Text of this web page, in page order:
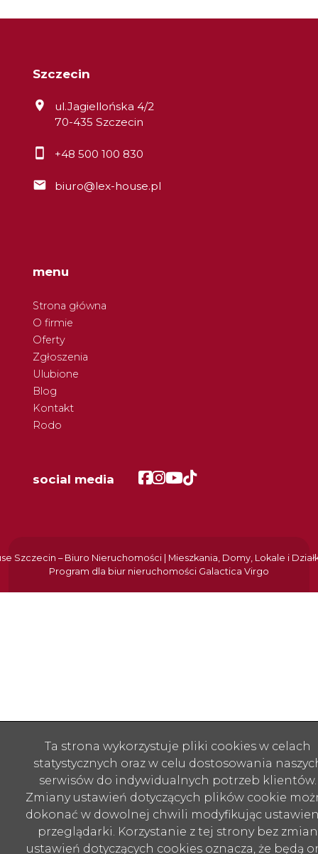
Szczecin
ul.Jagiellońska 4/2
70-435 Szczecin
+48 500 100 830
biuro@lex-house.pl
menu
Strona główna
O firmie
Oferty
Zgłoszenia
Ulubione
Blog
Kontakt
Rodo
social media Facebook
Facebook
Facebook
Facebook
Szczecin – Biuro Nieruchomości | Mieszkania, Domy, Lokale i
Program dla biur nieruchomości Galactica Virgo
Ta strona wykorzystuje pliki cookies w celach
statystycznych oraz w celu dostosowania
serwisów do indywidualnych potrzeb klientów.
Zmiany ustawień dotyczących plików cookie
dokonać w dowolnej chwili modyfikując
przeglądarki. Korzystanie z tej strony bez zmian
ustawień dotyczących cookies oznacza, że będą